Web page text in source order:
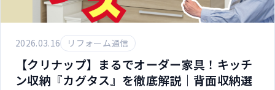
2026.03.16 リフォーム通信
【クリナップ】まるでオーダー家具！キッチ
ン収納『カグタス』を徹底解説｜背面収納選